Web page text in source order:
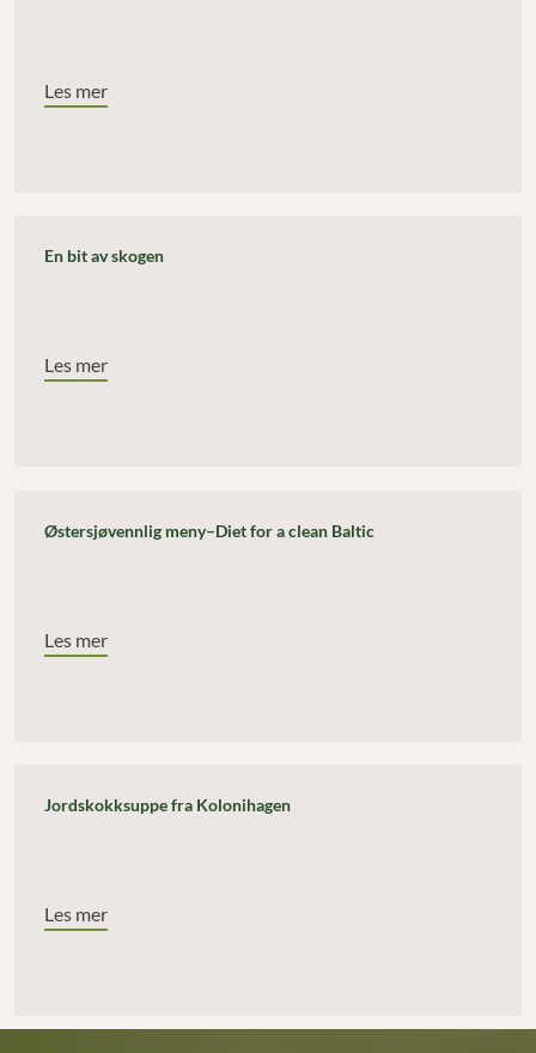
Les mer
En bit av skogen
Les mer
Østersjøvennlig meny–Diet for a clean Baltic
Les mer
Jordskokksuppe fra Kolonihagen
Les mer